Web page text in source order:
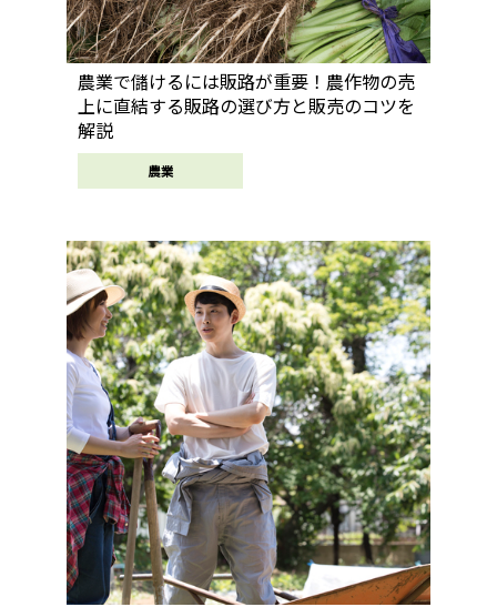
農業で儲けるには販路が重要！農作物の売
上に直結する販路の選び方と販売のコツを
解説
農業